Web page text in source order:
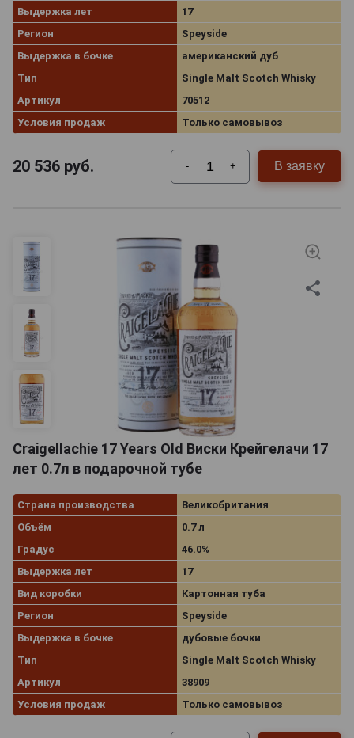
Выдержка лет
17
Регион
Speyside
Выдержка в бочке
американский дуб
Тип
Single Malt Scotch Whisky
Артикул
70512
Условия продаж
Только самовывоз
20 536 руб. - + В заявку
Craigellachie 17 Years Old Виски Крейгелачи 17
лет 0.7л в подарочной тубе
Страна производства
Великобритания
Объём
0.7 л
Градус
46.0%
Выдержка лет
17
Вид коробки
Картонная туба
Регион
Speyside
Выдержка в бочке
дубовые бочки
Тип
Single Malt Scotch Whisky
Артикул
38909
Условия продаж
Только самовывоз